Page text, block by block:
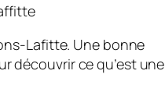
Lafitte. Une bonne
découvrir ce qu’est une